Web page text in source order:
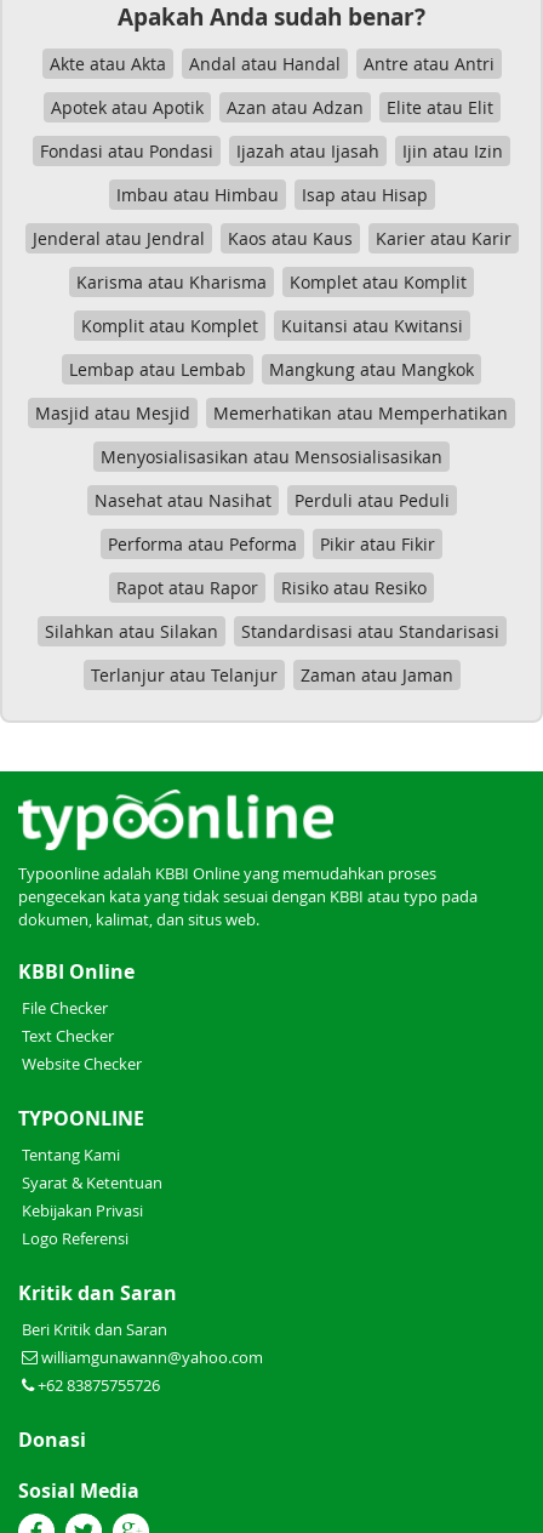
Apakah Anda sudah benar?
Akte atau Akta Andal atau Handal
Antre atau Antri
Apotek atau Apotik
Azan atau Adzan
Elite atau Elit
Fondasi atau Pondasi
Ijazah atau Ijasah
Ijin atau Izin
Imbau atau Himbau
Isap atau Hisap
Jenderal atau Jendral
Kaos atau Kaus
Karier atau Karir
Karisma atau Kharisma
Komplet atau Komplit
Komplit atau Komplet
Kuitansi atau Kwitansi
Lembap atau Lembab
Mangkung atau Mangkok
Masjid atau Mesjid
Memerhatikan atau Memperhatikan
Menyosialisasikan atau Mensosialisasikan
Nasehat atau Nasihat
Perduli atau Peduli
Performa atau Peforma
Pikir atau Fikir
Rapot atau Rapor
Risiko atau Resiko
Silahkan atau Silakan
Standardisasi atau Standarisasi
Terlanjur atau Telanjur
Zaman atau Jaman
Typoonline adalah KBBI Online yang memudahkan proses
pengecekan kata yang tidak sesuai dengan KBBI atau typo pada
dokumen, kalimat, dan situs web.
KBBI Online
File Checker
Text Checker
Website Checker
TYPOONLINE
Tentang Kami
Syarat & Ketentuan
Kebijakan Privasi
Logo Referensi
Kritik dan Saran
Beri Kritik dan Saran
williamgunawann@yahoo.com
+62 83875755726
Donasi
Sosial Media